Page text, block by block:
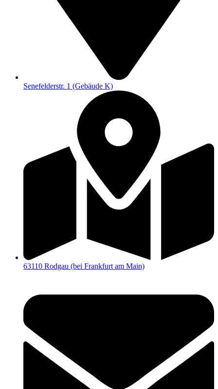
Senefelderstr. 1 (Gebäude K)
63110 Rodgau (bei Frankfurt am Main)